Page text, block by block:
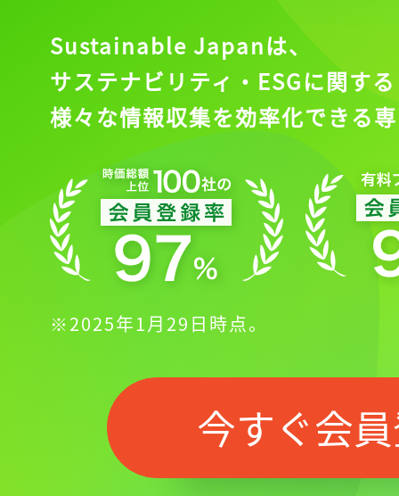
Sustainable Japanは、
サステナビリティ・ESGに関する
様々な情報収集を効率化できる
※2025年1月29日時点。
今すぐ会